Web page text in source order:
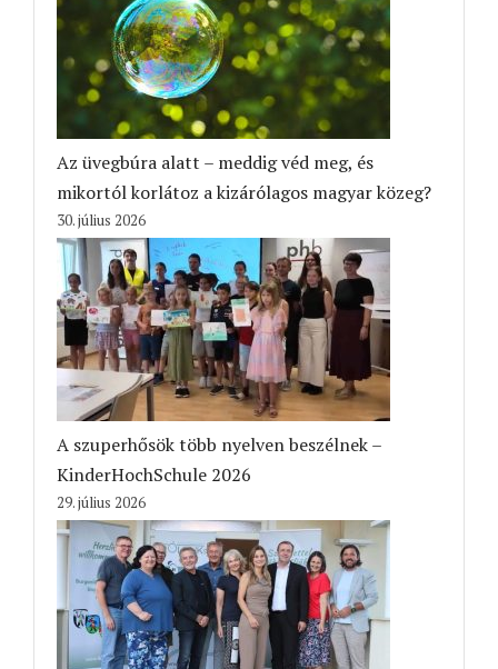
Az üvegbúra alatt – meddig véd meg, és
mikortól korlátoz a kizárólagos magyar közeg?
30. július 2026
A szuperhősök több nyelven beszélnek –
KinderHochSchule 2026
29. július 2026